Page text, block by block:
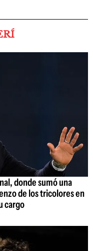
donde sumó una
de los tricolores en
cargo